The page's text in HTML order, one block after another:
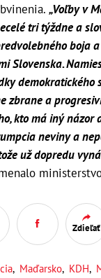
„Voľby v
tri týždne a
boja
Slovenska.
demokratického
zbrane a
kto má iný názor
neviny a
už dopredu
Zdieľať
, Maďarsko, KDH,